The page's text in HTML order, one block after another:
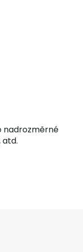
nadrozměrné
atd.